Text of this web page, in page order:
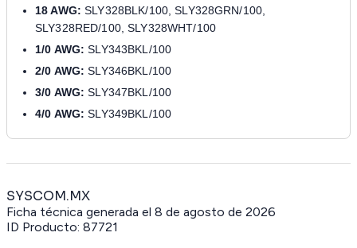
18 AWG: SLY328BLK/100, SLY328GRN/100,
SLY328RED/100, SLY328WHT/100
1/0 AWG: SLY343BKL/100
2/0 AWG: SLY346BKL/100
3/0 AWG: SLY347BKL/100
4/0 AWG: SLY349BKL/100
SYSCOM.MX
Ficha técnica generada el 8 de agosto de 2026
ID Producto: 87721